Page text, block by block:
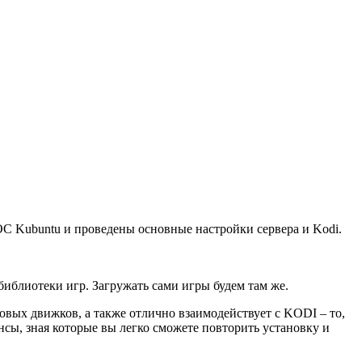
Kubuntu и проведены основные настройки сервера и Kodi.
игр. Загружать сами игры будем там же.
движков, а также отлично взаимодействует с KODI – то,
зная которые вы легко сможете повторить установку и